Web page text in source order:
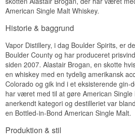
Smagsprofil
Smag
Eftersmag
Eftersmagen er
Specifikationer
Navn: Boulder Spirits
Whiskey
Destilleri:Boulder
American Single Malt Whiskey.
Historie & baggrund
Vapor Distillery, i dag Boulder Spirits, er
Boulder County og har produceret
siden 2007. Alastair Brogan, en skotte
en whiskey med en tydelig amerikansk
Colorado og gik ind i et eksisterende gin-
har været med til at gøre American Single
anerkendt kategori og destilleriet var
en Bottled-in-Bond American Single Malt.
Produktion & stil